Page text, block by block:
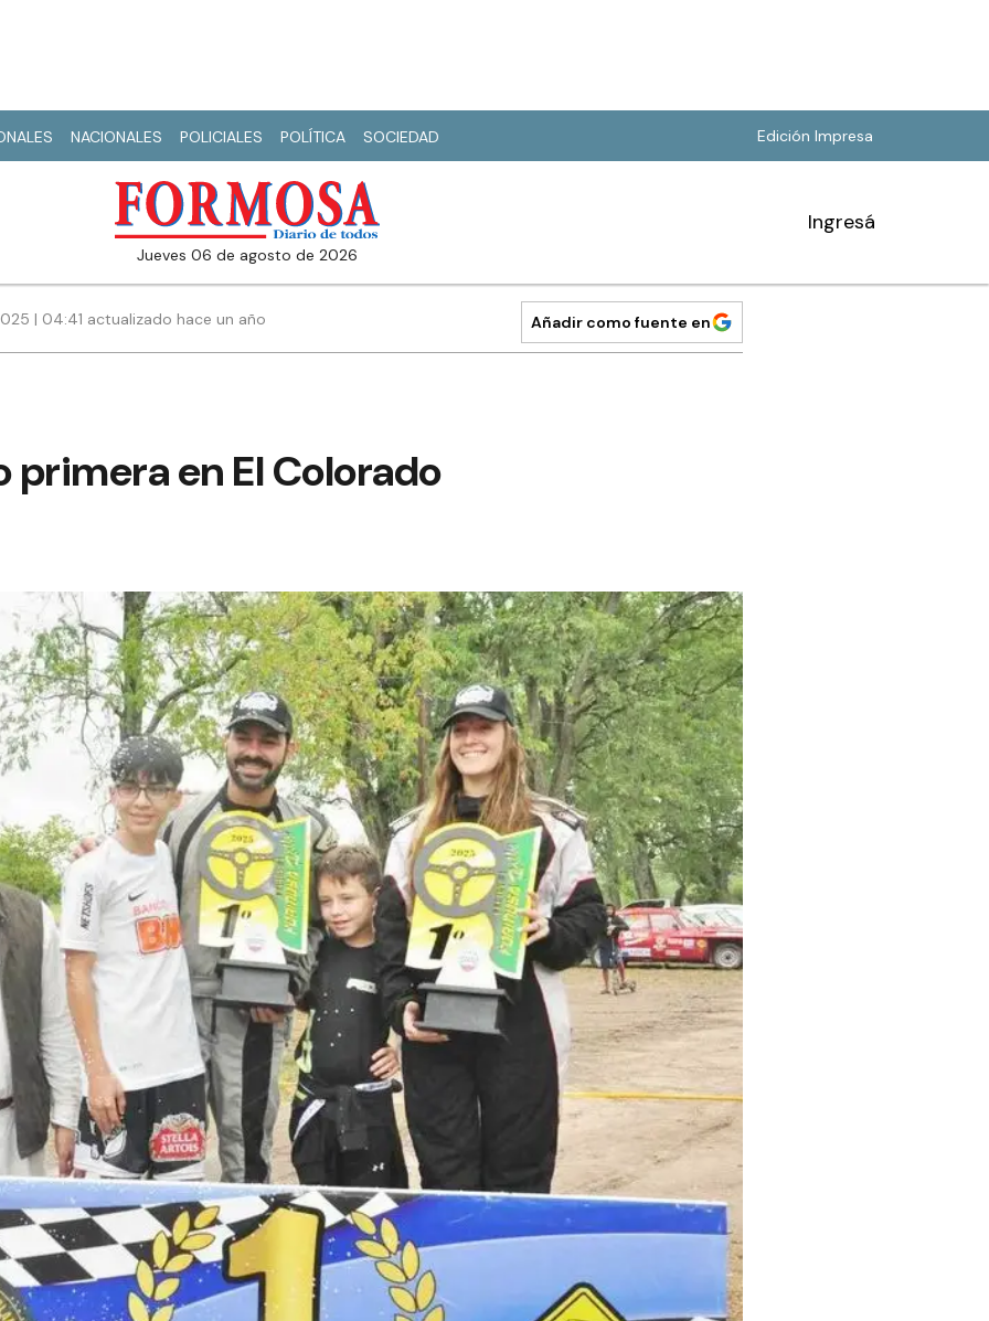
NACIONALES POLICIALES POLÍTICA SOCIEDAD Edición Impresa
jueves 06 de agosto de 2026
Ingresá
| 04:41 actualizado hace un año Añadir como fuente en
primera en El Colorado